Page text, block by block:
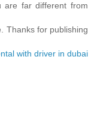
are far different from
Thanks for publishing
with driver in dubai